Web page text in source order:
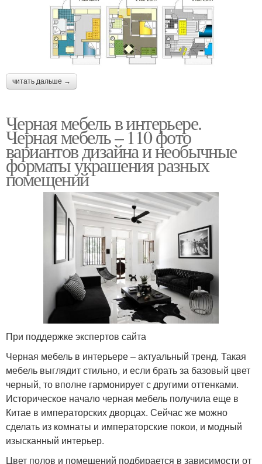
читать дальше →
Черная мебель в интерьере.
Черная мебель – 110 фото
вариантов дизайна и необычные
форматы украшения разных
помещений
При поддержке экспертов сайта
Черная мебель в интерьере – актуальный тренд. Такая
мебель выглядит стильно, и если брать за базовый цвет
черный, то вполне гармонирует с другими оттенками.
Историческое начало черная мебель получила еще в
Китае в императорских дворцах. Сейчас же можно
сделать из комнаты и императорские покои, и модный
изысканный интерьер.
Цвет полов и помещений подбирается в зависимости от